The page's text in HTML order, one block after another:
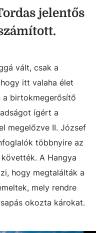
jelentős
vált, csak a
itt valaha élet
birtokmegerősítő
ígért a
megelőzve II. József
többnyire az
A Hangya
hogy megtalálták a
mely rendre
okozta károkat.